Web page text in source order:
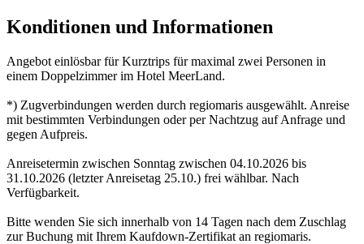
Konditionen und Informationen
Angebot einlösbar für Kurztrips für maximal zwei Personen in
einem Doppelzimmer im Hotel MeerLand.
*) Zugverbindungen werden durch regiomaris ausgewählt. Anreise
mit bestimmten Verbindungen oder per Nachtzug auf Anfrage und
gegen Aufpreis.
Anreisetermin zwischen Sonntag zwischen 04.10.2026 bis
31.10.2026 (letzter Anreisetag 25.10.) frei wählbar. Nach
Verfügbarkeit.
Bitte wenden Sie sich innerhalb von 14 Tagen nach dem Zuschlag
zur Buchung mit Ihrem Kaufdown-Zertifikat an regiomaris.